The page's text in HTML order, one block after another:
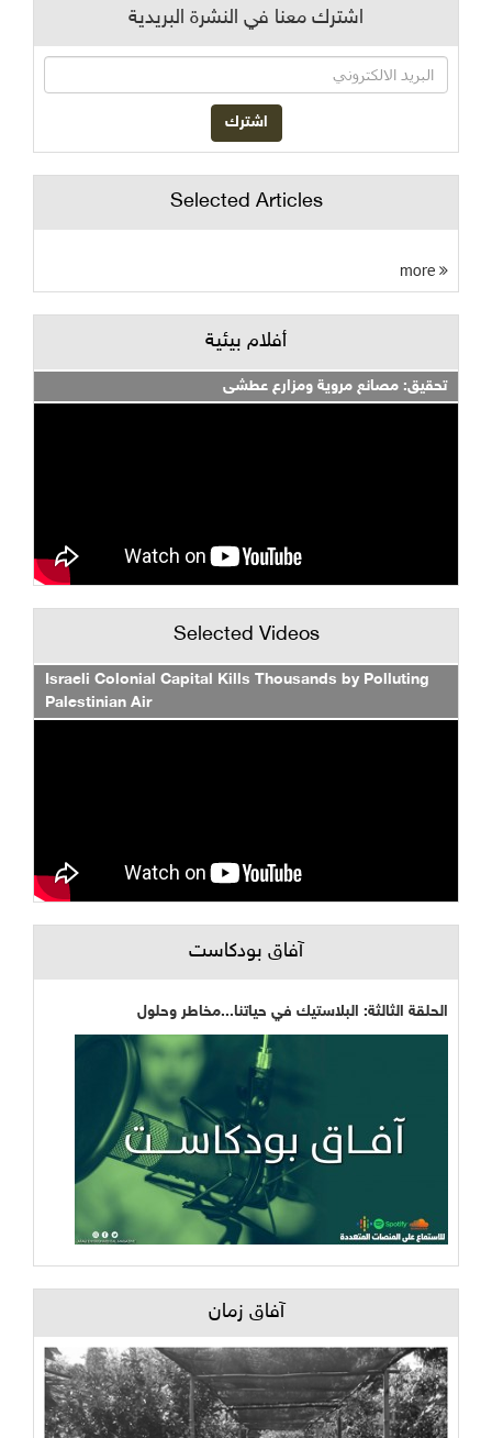
اشترك معنا في النشرة البريدية
Selected Articles
أفلام بيئية
تحقيق: مصانع مروية ومزارع عطشى
Selected Videos
Israeli Colonial Capital Kills Thousands by Polluting
Palestinian Air
آفاق بودكاست
الحلقة الثالثة: البلاستيك في حياتنا...مخاطر وحلول
آفاق زمان